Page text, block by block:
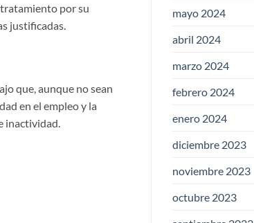
por su
justificadas.
que, aunque no sean
en el empleo y la
inactividad.
mayo 2024
abril 2024
marzo 2024
febrero 2024
enero 2024
diciembre 2023
noviembre 2023
octubre 2023